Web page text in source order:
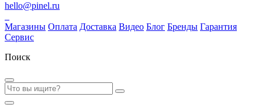
hello@pinel.ru
Магазины Оплата Доставка Видео Блог Бренды Гарантия
Сервис
Поиск